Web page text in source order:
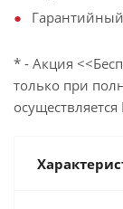
* - Акция
только при